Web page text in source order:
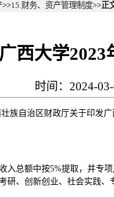
>>15.财务、资产管理制度>>正
广西大学
时间：2024-
族自治区财政厅关于印发
入总额中按5%提取，并专
研、创新创业、社会实践